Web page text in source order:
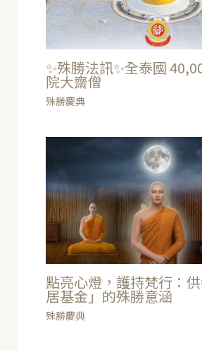
✨殊勝法訊✨全泰國
院大齋僧
殊勝慶典
點亮心燈，護持梵行：
居基金」的殊勝意涵
殊勝慶典